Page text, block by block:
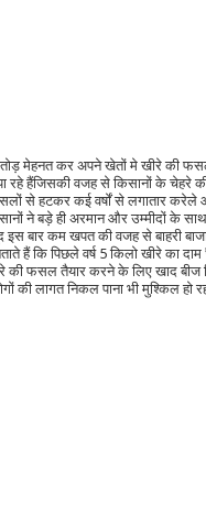
मेहनत कर अपने खेतों मे खीरे की
रहे हैंजिसकी वजह से किसानों के चेहरे
से हटकर कई वर्षों से लगातार
ने बड़े ही अरमान और उम्मीदों के
इस बार कम खपत की वजह से बाहरी
हैं कि पिछले वर्ष 5 किलो खीरे का
की फसल तैयार करने के लिए खाद
की लागत निकल पाना भी मुश्किल हो